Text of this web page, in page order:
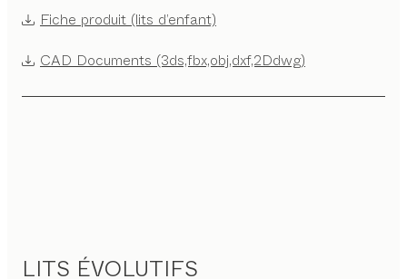
Fiche produit (lits d’enfant)
CAD Documents (3ds,fbx,obj,dxf,2Ddwg)
LITS ÉVOLUTIFS